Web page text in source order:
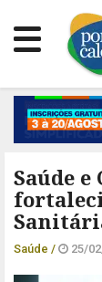
Saúde e
Saúde / 25/